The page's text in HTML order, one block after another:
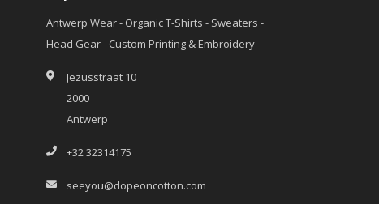
Antwerp Wear - Organic T-Shirts - Sweaters -
Head Gear - Custom Printing & Embroidery
Jezusstraat 10
2000
Antwerp
+32 32314175
seeyou@dopeoncotton.com